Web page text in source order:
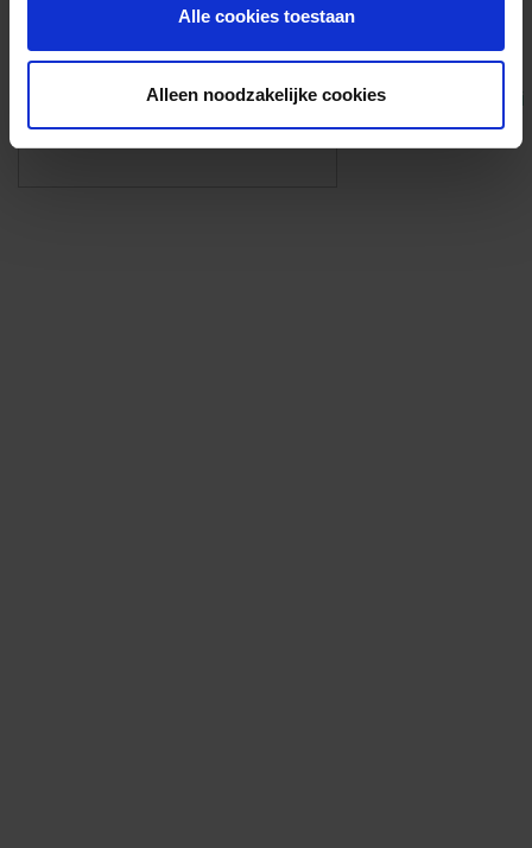
Alle cookies toestaan
Alleen noodzakelijke cookies Eigen foto’s